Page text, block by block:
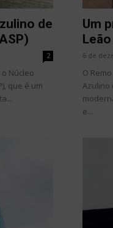
de
2
Núcleo
que é um
Um
Leão
6 de
O
Azulino
e...